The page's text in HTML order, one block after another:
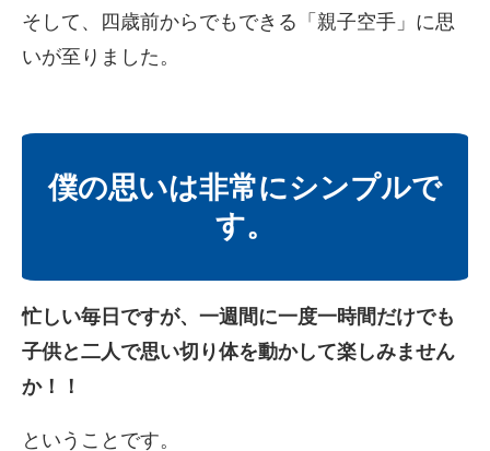
そして、四歳前からでもできる「親子空手」 に思
いが至りました。
僕の思いは非常にシンプルで
す。
忙しい毎日ですが、一週間に一度一時間だけでも
子供と二人で思い切り体を動かして楽しみません
か！！
ということです。